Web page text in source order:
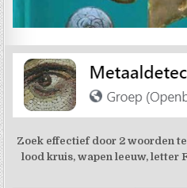
Zoek effectief door 2 woorden
lood kruis, wapen leeuw, letter